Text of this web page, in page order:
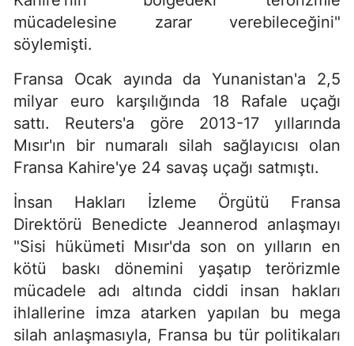
mücadelesine zarar verebileceğini"
söylemişti.
Fransa Ocak ayında da Yunanistan'a 2,5
milyar euro karşılığında 18 Rafale uçağı
sattı. Reuters'a göre 2013-17 yıllarında
Mısır'ın bir numaralı silah sağlayıcısı olan
Fransa Kahire'ye 24 savaş uçağı satmıştı.
İnsan Hakları İzleme Örgütü Fransa
Direktörü Benedicte Jeannerod anlaşmayı
"Sisi hükümeti Mısır'da son on yılların en
kötü baskı dönemini yaşatıp terörizmle
mücadele adı altında ciddi insan hakları
ihlallerine imza atarken yapılan bu mega
silah anlaşmasıyla, Fransa bu tür politikaları